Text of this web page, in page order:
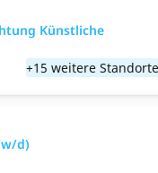
Künstliche
+15 weitere Standorte
d)